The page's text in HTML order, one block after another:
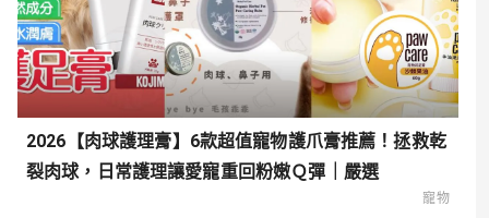
2026【肉球護理膏】6款超值寵物護爪膏推薦！拯救乾
裂肉球，日常護理讓愛寵重回粉嫩Ｑ彈｜嚴選
寵物